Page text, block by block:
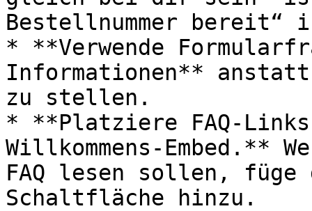
Bestellnummer bereit“
* **Verwende
Informationen** anstatt
zu stellen.
* **Platziere FAQ-
Willkommens-Embed.**
FAQ lesen sollen,
Schaltfläche hinzu.